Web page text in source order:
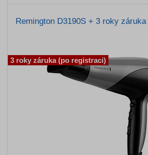
Remington D3190S + 3 roky záruka
3 roky záruka (po registraci)